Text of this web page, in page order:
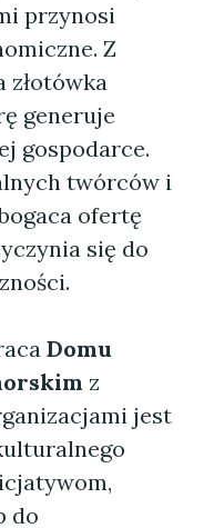
przynosi
Z
złotówka
generuje
gospodarce.
twórców i
ofertę
się do
Domu
z
jest
do